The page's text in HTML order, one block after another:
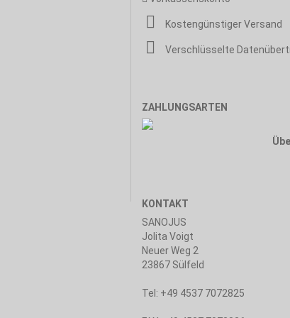
Kostengünstiger Versand
Verschlüsselte
ZAHLUNGSARTEN
KONTAKT
SANOJUS
Jolita Voigt
Neuer Weg 2
23867 Sülfeld
Tel: +49 4537 7072825